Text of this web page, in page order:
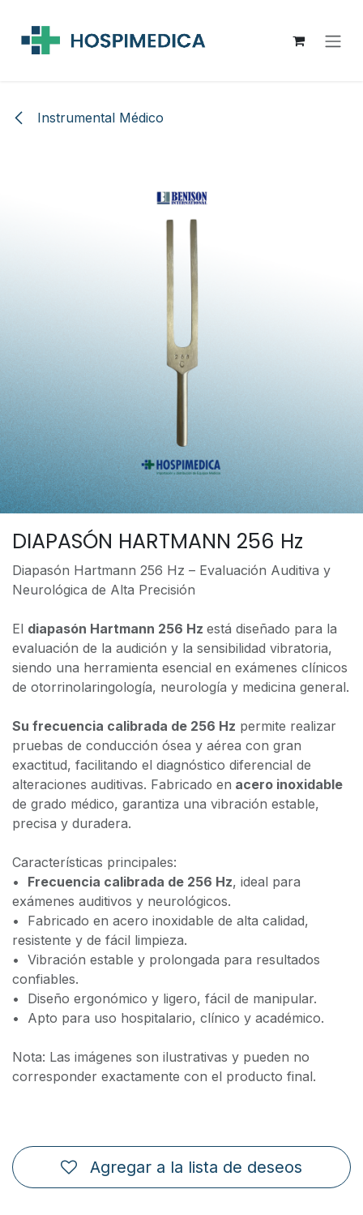
Instrumental Médico
DIAPASÓN HARTMANN 256 Hz
Diapasón Hartmann 256 Hz – Evaluación Auditiva y
Neurológica de Alta Precisión
El diapasón Hartmann 256 Hz está diseñado para la
evaluación de la audición y la sensibilidad vibratoria,
siendo una herramienta esencial en exámenes clínicos
de otorrinolaringología, neurología y medicina general.
Su frecuencia calibrada de 256 Hz permite realizar
pruebas de conducción ósea y aérea con gran
exactitud, facilitando el diagnóstico diferencial de
alteraciones auditivas. Fabricado en acero inoxidable
de grado médico, garantiza una vibración estable,
precisa y duradera.
Características principales:
•⁠ ⁠ Frecuencia calibrada de 256 Hz, ideal para
exámenes auditivos y neurológicos.
•⁠ ⁠Fabricado en acero inoxidable de alta calidad,
resistente y de fácil limpieza.
•⁠ ⁠Vibración estable y prolongada para resultados
confiables.
•⁠ ⁠Diseño ergonómico y ligero, fácil de manipular.
•⁠ ⁠Apto para uso hospitalario, clínico y académico.
Nota: Las imágenes son ilustrativas y pueden no
corresponder exactamente con el producto final.
Agregar a la lista de deseos